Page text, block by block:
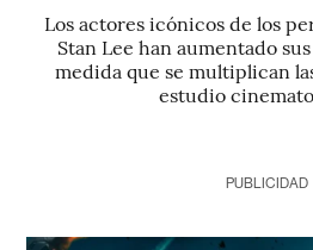
Los actores icónicos de los
Stan Lee han aumentado
medida que se multiplican
estudio
PUBLICIDAD